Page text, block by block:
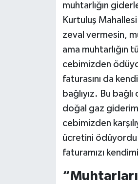
muhtarlığın
Kurtuluş
zeval vermesin,
ama muhtarlığın
cebimizden
faturasını da
bağlıyız. Bu
doğal gaz
cebimizden
ücretini
faturamızı